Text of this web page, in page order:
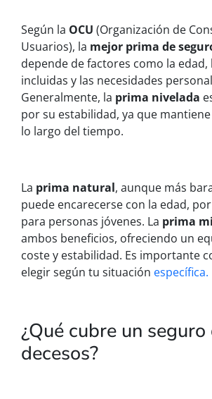
Según la OCU (Organización de
Usuarios), la mejor prima de
depende de factores como la
incluidas y las necesidades
Generalmente, la prima nivelada
por su estabilidad, ya que
lo largo del tiempo.
La prima natural, aunque más
puede encarecerse con la edad,
para personas jóvenes. La prima
ambos beneficios, ofreciendo un
coste y estabilidad. Es importante
elegir según tu situación específica.
¿Qué cubre un seguro
decesos?